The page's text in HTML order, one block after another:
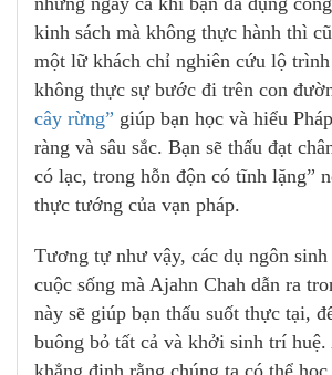
kinh sách mà không thực hành thì
một lữ khách chỉ nghiên cứu lộ trình
không thực sự bước đi trên con
cây rừng” giúp bạn học và hiểu
ràng và sâu sắc. Bạn sẽ thấu đạt
có lạc, trong hỗn độn có tĩnh lặng”
thực tướng của vạn pháp.
Tương tự như vậy, các dụ ngôn
cuộc sống mà Ajahn Chah dẫn ra
này sẽ giúp bạn thấu suốt thực tại,
buông bỏ tất cả và khởi sinh trí huệ.
khẳng định rằng chúng ta có thể